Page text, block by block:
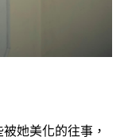
她美化的往事 ，